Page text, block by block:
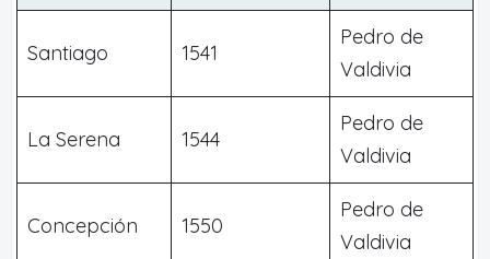
Santiago 1541
Pedro de
Valdivia
La Serena 1544
Pedro de
Valdivia
Concepción 1550
Pedro de
Valdivia